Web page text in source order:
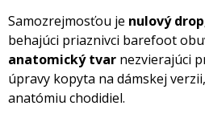
Samozrejmosťou je nulový
behajúci priaznivci barefoot
anatomický tvar nezvierajúci
úpravy kopyta na dámskej
anatómiu chodidiel.